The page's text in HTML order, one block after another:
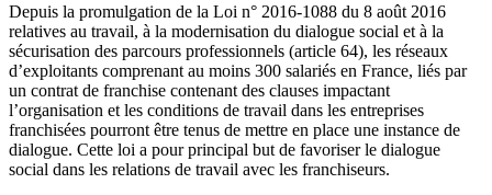
Depuis la promulgation de la Loi n° 2016-1088 du 8 août 2016
relatives au travail, à la modernisation du dialogue social et à la
sécurisation des parcours professionnels (article 64), les réseaux
d’exploitants comprenant au moins 300 salariés en France, liés par
un contrat de franchise contenant des clauses impactant
l’organisation et les conditions de travail dans les entreprises
franchisées pourront être tenus de mettre en place une instance de
dialogue. Cette loi a pour principal but de favoriser le dialogue
social dans les relations de travail avec les franchiseurs.